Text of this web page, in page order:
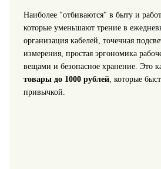
Наиболее "отбиваются" в быту и
которые уменьшают трение в
организация кабелей, точечная
измерения, простая эргономика
вещами и безопасное хранение. Это
товары до 1000 рублей, которые
привычкой.